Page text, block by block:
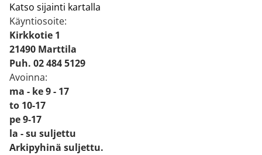
Katso sijainti kartalla
Käyntiosoite:
Kirkkotie 1
21490 Marttila
Puh. 02 484 5129
Avoinna:
ma - ke 9 - 17
to 10-17
pe 9-17
la - su suljettu
Arkipyhinä suljettu.